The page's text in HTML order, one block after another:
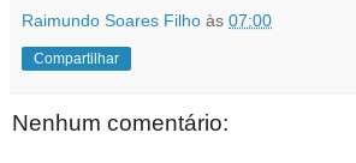
Raimundo Soares Filho às 07:00
Compartilhar
Nenhum comentário: